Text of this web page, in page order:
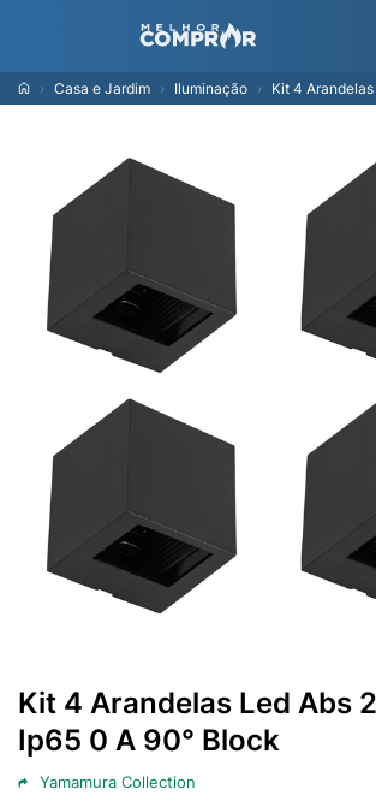
Casa e Jardim Iluminação Kit 4 Arandelas Led
Kit 4 Arandelas Led Abs
Ip65 0 A 90° Block
Yamamura Collection